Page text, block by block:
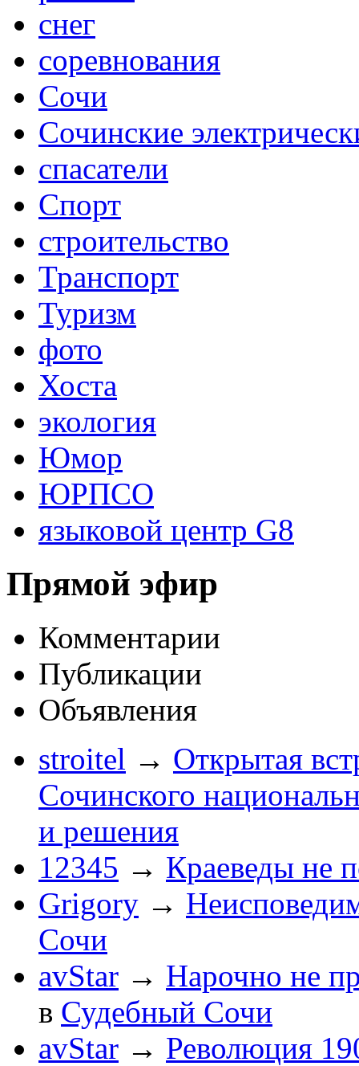
снег
соревнования
Сочи
Сочинские
спасатели
Спорт
строительство
Транспорт
Туризм
фото
Хоста
экология
Юмор
ЮРПСО
языковой центр G8
Прямой эфир
Комментарии
Публикации
Объявления
stroitel → Открытая
Сочинского
и решения
12345 → Краеведы не
Grigory →
Сочи
avStar → Нарочно не
в Судебный Сочи
avStar → Революция